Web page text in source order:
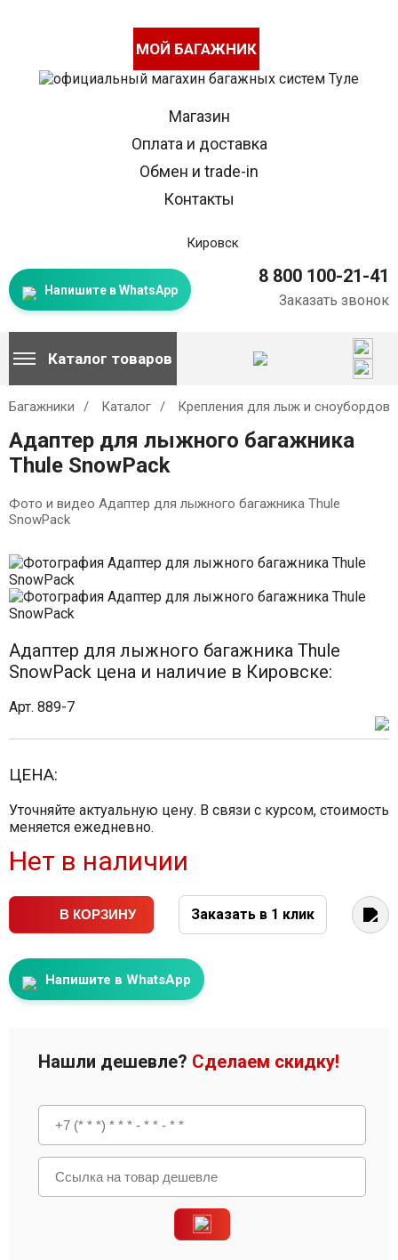
МОЙ БАГАЖНИК
Магазин
Оплата и доставка
Обмен и trade-in
Контакты
Кировск
Напишите в WhatsApp
8 800 100-21-41
Заказать звонок
Каталог товаров
Багажники Каталог Крепления для лыж и сноубордов
Адаптер для лыжного багажника
Thule SnowPack
Фото и видео Адаптер для лыжного багажника Thule
SnowPack
Адаптер для лыжного багажника Thule
SnowPack цена и наличие в Кировске:
Арт. 889-7
ЦЕНА:
Уточняйте актуальную цену. В связи с курсом, стоимость
меняется ежедневно.
Нет в наличии
В КОРЗИНУ Заказать в 1 клик
Напишите в WhatsApp
Нашли дешевле? Сделаем скидку!